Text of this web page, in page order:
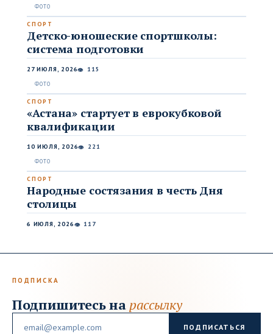
СПОРТ
Детско-юношеские спортшколы:
система подготовки
27 ИЮЛЯ, 2026👁 115
СПОРТ
«Астана» стартует в еврокубковой
квалификации
10 ИЮЛЯ, 2026👁 221
СПОРТ
Народные состязания в честь Дня
столицы
6 ИЮЛЯ, 2026👁 117
ПОДПИСКА
Подпишитесь на рассылку
ПОДПИСАТЬСЯ